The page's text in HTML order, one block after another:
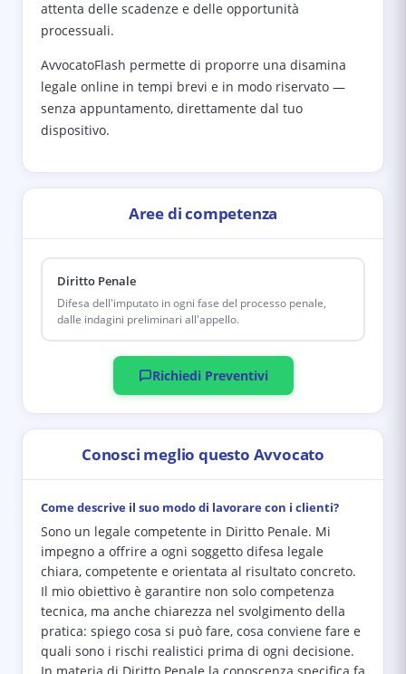
attenta delle scadenze e delle opportunità
processuali.
AvvocatoFlash permette di proporre una disamina
legale online in tempi brevi e in modo riservato —
senza appuntamento, direttamente dal tuo
dispositivo.
Aree di competenza
Diritto Penale
Difesa dell'imputato in ogni fase del processo penale,
dalle indagini preliminari all'appello.
Richiedi Preventivi
Conosci meglio questo Avvocato
Come descrive il suo modo di lavorare con i clienti?
Sono un legale competente in Diritto Penale. Mi
impegno a offrire a ogni soggetto difesa legale
chiara, competente e orientata al risultato concreto.
Il mio obiettivo è garantire non solo competenza
tecnica, ma anche chiarezza nel svolgimento della
pratica: spiego cosa si può fare, cosa conviene fare e
quali sono i rischi realistici prima di ogni decisione.